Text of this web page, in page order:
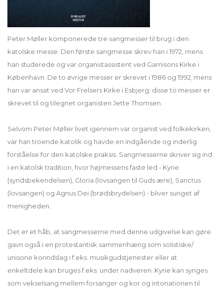
Peter Møller komponerede tre sangmesser til brug i den
katolske messe. Den første sangmesse skrev han i 1972, mens
han studerede og var organistassistent ved Garnisons Kirke i
København. De to øvrige messer er skrevet i 1986 og 1992, mens
han var ansat ved Vor Frelsers Kirke i Esbjerg; disse to messer er
skrevet til og tilegnet organisten Jette Thomsen.
Selvom Peter Møller livet igennem var organist ved folkekirken,
var han troende katolik og havde en indgående og inderlig
forståelse for den katolske praksis. Sangmesserne skriver sig ind
i en katolsk tradition, hvor højmessens faste led - Kyrie
(syndsbekendelsen), Gloria (lovsangen til Guds ære), Sanctus
(lovsangen) og Agnus Dei (brødsbrydelsen) - bliver sunget af
menigheden.
Det er et håb, at sangmesserne med denne udgivelse kan gøre
gavn også i en protestantisk sammenhæng som solistiske/
unisone korindslag i f.eks. musikgudstjenester eller at
enkeltdele kan bruges f.eks. under nadveren. Kyrie kan synges
som vekselsang mellem forsanger og kor og intonationen til